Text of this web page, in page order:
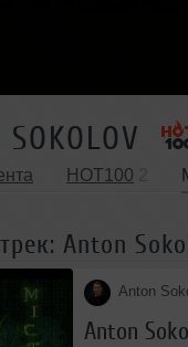
HOT100
Anton
Anton
Anton